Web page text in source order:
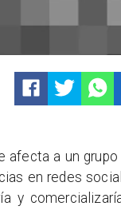
afecta a un
en redes
y